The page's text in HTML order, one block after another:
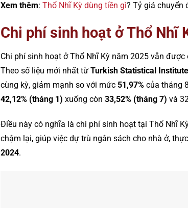
Xem thêm: Thổ Nhĩ Kỳ dùng tiền gì? Tỷ giá chuyển
Chi phí sinh hoạt ở Thổ Nhĩ
Chi phí sinh hoạt ở Thổ Nhĩ Kỳ năm 2025 vẫn
Theo số liệu mới nhất từ Turkish Statistical
cùng kỳ, giảm mạnh so với mức 51,97% của tháng
42,12% (tháng 1) xuống còn 33,52% (tháng 7) và
Điều này có nghĩa là chi phí sinh hoạt tại Thổ Nhĩ
chậm lại, giúp việc dự trù ngân sách cho nhà ở,
2024.